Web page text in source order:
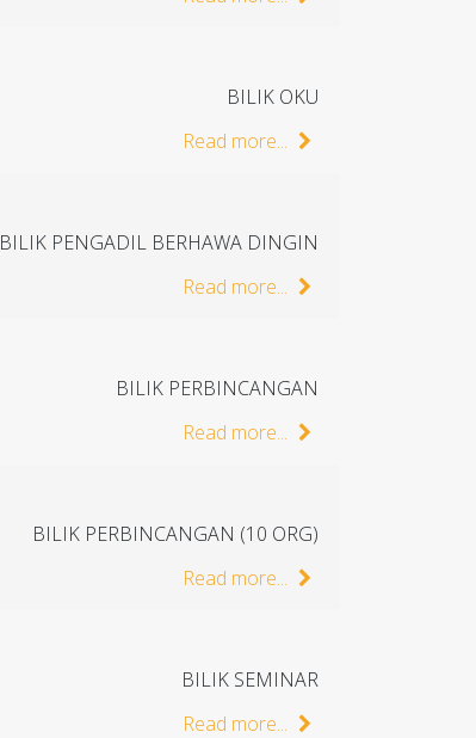
BILIK OKU
Read more...
BILIK PENGADIL BERHAWA DINGIN
Read more...
BILIK PERBINCANGAN
Read more...
BILIK PERBINCANGAN (10 ORG)
Read more...
BILIK SEMINAR
Read more...